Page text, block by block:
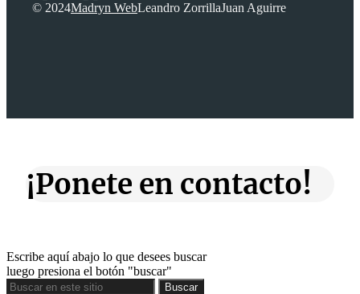
© 2024Madryn WebLeandro ZorrillaJuan Aguirre
¡Ponete en contacto!
Escribe aquí abajo lo que desees buscar
luego presiona el botón "buscar"
Buscar
Buscar